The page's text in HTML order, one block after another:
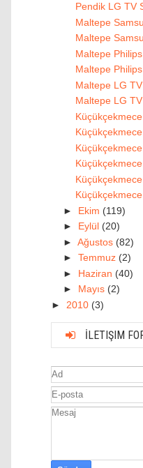
Pendik LG TV
Maltepe
Maltepe
Maltepe
Maltepe
Maltepe LG
Maltepe LG
► Ekim (119)
► Eylül (20)
► Ağustos (82)
► Temmuz (2)
► Haziran (40)
► Mayıs (2)
► 2010 (3)
İLETIŞIM